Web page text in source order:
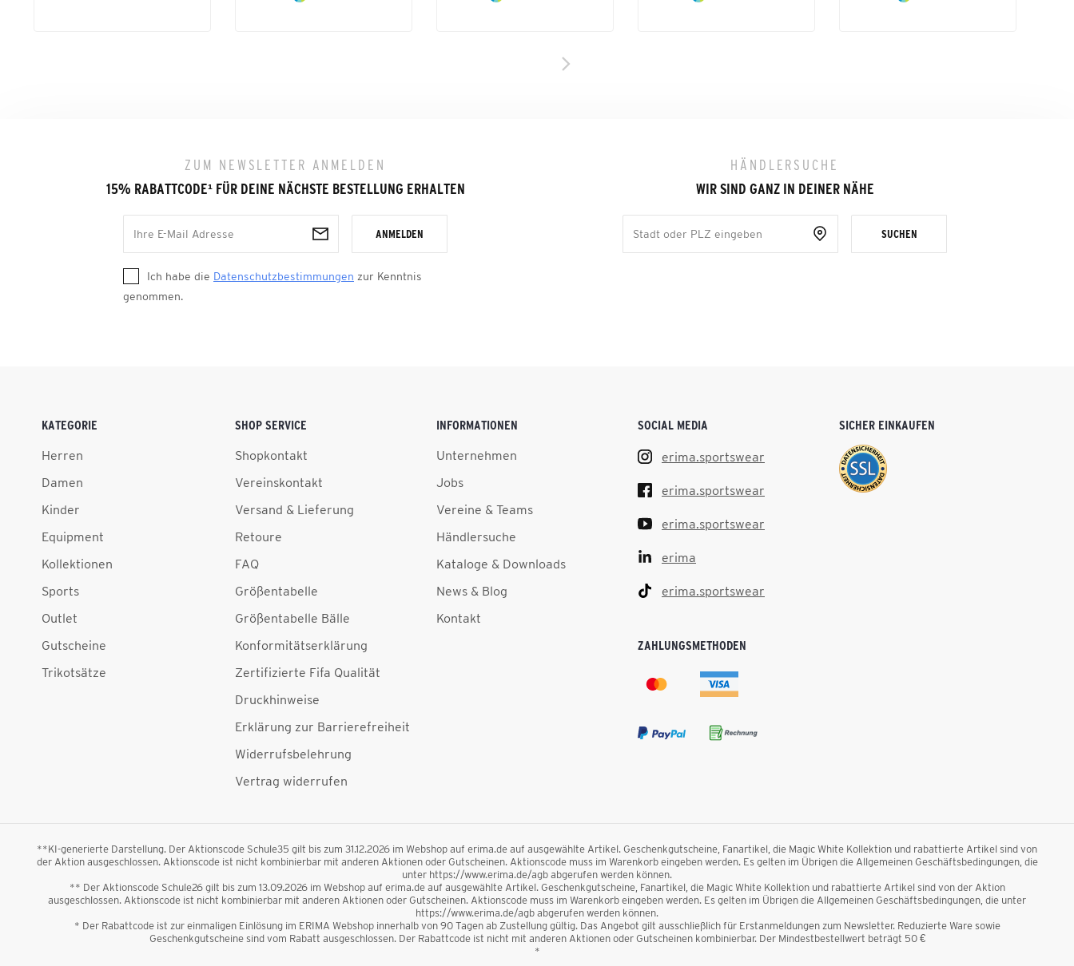
ZUM NEWSLETTER ANMELDEN
15% RABATTCODE¹FÜR DEINE NÄCHSTE BESTELLUNG ERHALTEN
ANMELDEN
Ich habe die Datenschutzbestimmungen zur Kenntnis
genommen.
HÄNDLERSUCHE
WIR SIND GANZ IN DEINER NÄHE
SUCHEN
KATEGORIE
Herren
Damen
Kinder
Equipment
Kollektionen
Sports
Outlet
Gutscheine
Trikotsätze
SHOP SERVICE
Shopkontakt
Vereinskontakt
Versand & Lieferung
Retoure
FAQ
Größentabelle
Größentabelle Bälle
Konformitätserklärung
Zertifizierte Fifa Qualität
Druckhinweise
Erklärung zur Barrierefreiheit
Widerrufsbelehrung
Vertrag widerrufen
INFORMATIONEN
Unternehmen
Jobs
Vereine & Teams
Händlersuche
Kataloge & Downloads
News & Blog
Kontakt
SOCIAL MEDIA
erima.sportswear
erima.sportswear
erima.sportswear
erima
erima.sportswear
ZAHLUNGSMETHODEN
SICHER EINKAUFEN
**KI-generierte Darstellung. Der Aktionscode Schule35 gilt bis zum 31.12.2026 im Webshop auf erima.de auf ausgewählte Artikel. Geschenkgutscheine, Fanartikel, die Magic White Kollektion und rabattierte Artikel sind von
der Aktion ausgeschlossen. Aktionscode ist nicht kombinierbar mit anderen Aktionen oder Gutscheinen. Aktionscode muss im Warenkorb eingeben werden. Es gelten im Übrigen die Allgemeinen Geschäftsbedingungen, die
unter https://www.erima.de/agb abgerufen werden können.
** Der Aktionscode Schule26 gilt bis zum 13.09.2026 im Webshop auf erima.de auf ausgewählte Artikel. Geschenkgutscheine, Fanartikel, die Magic White Kollektion und rabattierte Artikel sind von der Aktion
ausgeschlossen. Aktionscode ist nicht kombinierbar mit anderen Aktionen oder Gutscheinen. Aktionscode muss im Warenkorb eingeben werden. Es gelten im Übrigen die Allgemeinen Geschäftsbedingungen, die unter
https://www.erima.de/agb abgerufen werden können.
* Der Rabattcode ist zur einmaligen Einlösung im ERIMA Webshop innerhalb von 90 Tagen ab Zustellung gültig. Das Angebot gilt ausschließlich für Erstanmeldungen zum Newsletter. Reduzierte Ware sowie
Geschenkgutscheine sind vom Rabatt ausgeschlossen. Der Rabattcode ist nicht mit anderen Aktionen oder Gutscheinen kombinierbar. Der Mindestbestellwert beträgt 50 €
*